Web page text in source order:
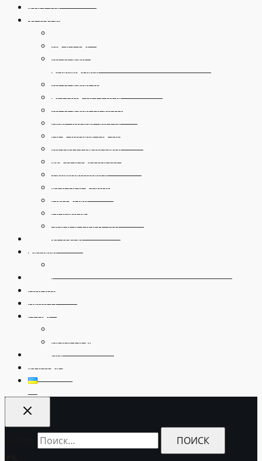
КВЕСТЫ
УСЛУГИ
ЛАЗЕРТАГ
ДЕТСКИЕ ШОУ ПРОГРАММЫ, КВЕСТЫ И
АНИМАЦИЯ
ДЕТСКИЙ ДЕНЬ РОЖДЕНИЯ
АРЕНДА БЕСЕДОК
ДЕТСКИЙ ПЕЙНТБОЛ
ВЫЕЗДНЫЕ ИГРЫ
ПРАЗДНИК НА ВЫЕЗДЕ
ДЕНЬ РОЖДЕНИЯ
WATERTAG (ВОТЕРТАГ)
ТИМБИЛДИНГ
КОРПОРАТИВЫ
ПИТАНИЕ
НОВИНКА! ДЖЕЛИБОЛ
SHOCK FIGHT 16+
ДОП. УСЛУГИ
АКЦИИ
3D-ТУР
ПЛОЩАДКИ
ВИДЕО
О НАС
ВОПРОС-ОТВЕТ
ОТЗЫВЫ
КОНТАКТЫ